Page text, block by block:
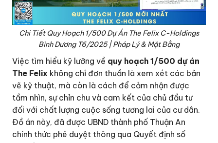
Chi Tiết Quy Hoạch 1/500 Dự Án The Felix C-Holdings
Bình Dương T6/2025 | Pháp Lý & Mặt Bằng
Việc tìm hiểu kỹ lưỡng về quy hoạch 1/500 dự án
The Felix không chỉ đơn thuần là xem xét các bản
vẽ kỹ thuật, mà còn là cách để cảm nhận được
tầm nhìn, sự chỉn chu và cam kết của chủ đầu tư
đối với chất lượng cuộc sống tương lai của cư dân.
Đồ án này, đã được UBND thành phố Thuận An
chính thức phê duyệt thông qua Quyết định số